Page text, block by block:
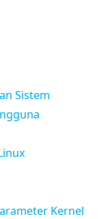
Sistem
Kernel